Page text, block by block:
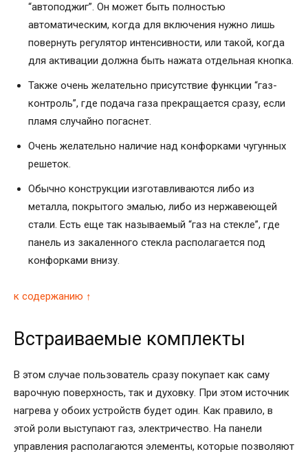
“автоподжиг”. Он может быть полностью
автоматическим, когда для включения нужно лишь
повернуть регулятор интенсивности, или такой, когда
для активации должна быть нажата отдельная кнопка.
Также очень желательно присутствие функции “газ-
контроль”, где подача газа прекращается сразу, если
пламя случайно погаснет.
Очень желательно наличие над конфорками чугунных
решеток.
Обычно конструкции изготавливаются либо из
металла, покрытого эмалью, либо из нержавеющей
стали. Есть еще так называемый “газ на стекле”, где
панель из закаленного стекла располагается под
конфорками внизу.
к содержанию ↑
Встраиваемые комплекты
В этом случае пользователь сразу покупает как саму
варочную поверхность, так и духовку. При этом источник
нагрева у обоих устройств будет один. Как правило, в
этой роли выступают газ, электричество. На панели
управления располагаются элементы, которые позволяют